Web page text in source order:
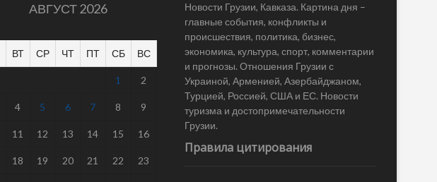
АВГУСТ 2026
ВТ СР ЧТ ПТ СБ ВС
1 2
4 5 6 7 8 9
11 12 13 14 15 16
18 19 20 21 22 23
Новости Грузии, Кавказа. Картина дня –
главные события, конфликты и
происшествия, политика, бизнес,
экономика, культура, спорт, комментарии
и прогнозы. Отношения Грузии с
Украиной, Арменией, Азербайджаном,
Турцией, Россией, США и ЕС. Новости
туризма и достопримечательности
Грузии.
Правила цитирования